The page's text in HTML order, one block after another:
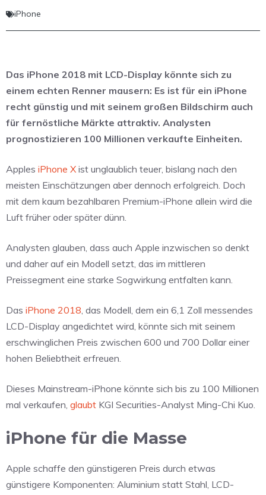
iPhone
Das iPhone 2018 mit LCD-Display könnte sich zu
einem echten Renner mausern: Es ist für ein iPhone
recht günstig und mit seinem großen Bildschirm auch
für fernöstliche Märkte attraktiv. Analysten
prognostizieren 100 Millionen verkaufte Einheiten.
Apples iPhone X ist unglaublich teuer, bislang nach den
meisten Einschätzungen aber dennoch erfolgreich. Doch
mit dem kaum bezahlbaren Premium-iPhone allein wird die
Luft früher oder später dünn.
Analysten glauben, dass auch Apple inzwischen so denkt
und daher auf ein Modell setzt, das im mittleren
Preissegment eine starke Sogwirkung entfalten kann.
Das iPhone 2018, das Modell, dem ein 6,1 Zoll messendes
LCD-Display angedichtet wird, könnte sich mit seinem
erschwinglichen Preis zwischen 600 und 700 Dollar einer
hohen Beliebtheit erfreuen.
Dieses Mainstream-iPhone könnte sich bis zu 100 Millionen
mal verkaufen, glaubt KGI Securities-Analyst Ming-Chi Kuo.
iPhone für die Masse
Apple schaffe den günstigeren Preis durch etwas
günstigere Komponenten: Aluminium statt Stahl, LCD-